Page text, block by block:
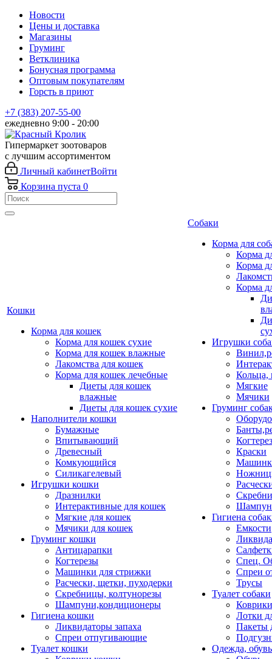
Новости
Цены и доставка
Магазины
Груминг
Ветклиника
Бонусная программа
Оптовым покупателям
Горсть в приют
+7 (383) 207-55-00
ежедневно 9:00 - 20:00
Гипермаркет зоотоваров
с лучшим ассортиментом
Личный кабинетВойти
Корзина пуста 0
Кошки
Корма для кошек
Корма для кошек сухие
Корма для кошек влажные
Лакомства для кошек
Корма для кошек лечебные
Диеты для кошек
влажные
Диеты для кошек сухие
Наполнители кошки
Бумажные
Впитывающий
Древесный
Комкующийся
Силикагелевый
Игрушки кошки
Дразнилки
Интерактивные для кошек
Мягкие для кошек
Мячики для кошек
Груминг кошки
Антицарапки
Когтерезы
Машинки для стрижки
Расчески, щетки, пуходерки
Скребницы, колтунорезы
Шампуни,кондиционеры
Гигиена кошки
Ликвидаторы запаха
Спреи отпугивающие
Туалет кошки
Собаки
Корма для
Корма
Корма
Корма
Игрушки
Кольца,
Мягкие
Мячики
Груминг
Краски
Гигиена
Емкости
Спец.
Спреи
Трусы
Туалет собаки
Коврики
Лотки
Пакеты
Одежда, обувь